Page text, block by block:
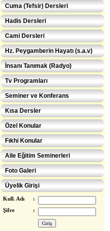
Cuma (Tefsir) Dersleri
Hadis Dersleri
Cami Dersleri
Hz. Peygamberin Hayatı (s.a.v)
İnsanı Tanımak (Radyo)
Tv Programları
Seminer ve Konferans
Kısa Dersler
Özel Konular
Fıkhi Konular
Aile Eğitim Seminerleri
Foto Galeri
Üyelik Girişi
Kull. Adı :
Şifre :